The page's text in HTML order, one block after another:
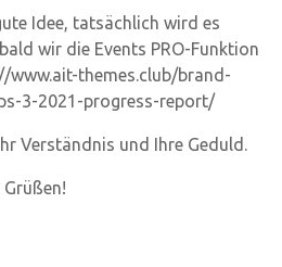
Idee, tatsächlich wird es
wir die Events PRO-Funktion
www.ait-themes.club/brand-
3-2021-progress-report/
Verständnis und Ihre Geduld.